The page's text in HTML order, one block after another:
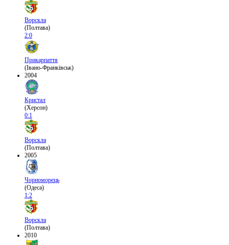
Ворскла
(Полтава)
2:0
Прикарпаття
(Івано-Франківськ)
2004
Кристал
(Херсон)
0:1
Ворскла
(Полтава)
2005
Чорноморець
(Одеса)
1:2
Ворскла
(Полтава)
2010